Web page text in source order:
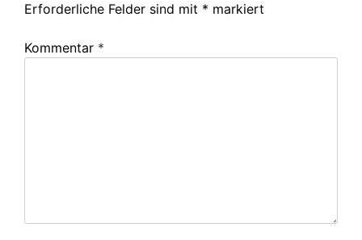
Erforderliche Felder sind mit * markiert
Kommentar *